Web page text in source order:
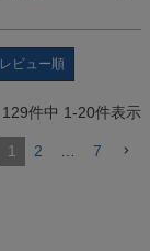
レビュー順
129件中 1-20件表示
1 2 7